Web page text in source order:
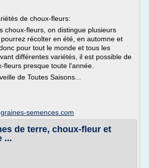
de choux-fleurs:
choux-fleurs, on distingue plusieurs
récolter en été, en automne et
pour tout le monde et tous les
différentes variétés, il est possible de
fleurs presque toute l'année.
de Toutes Saisons...
semences.com
de terre, choux-fleur et
...